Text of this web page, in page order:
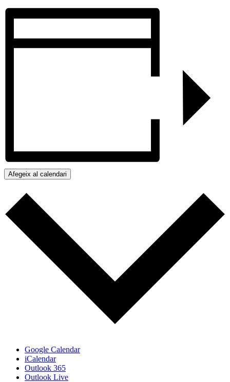
Afegeix al calendari
Google Calendar
iCalendar
Outlook 365
Outlook Live